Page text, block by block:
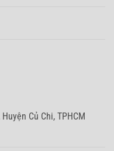
Củ Chi, TPHCM